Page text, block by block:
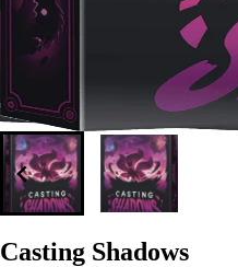
Casting Shadows